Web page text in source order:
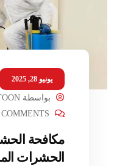
يونيو 28, 2025
بواسطة
مكافحة
الحشرات